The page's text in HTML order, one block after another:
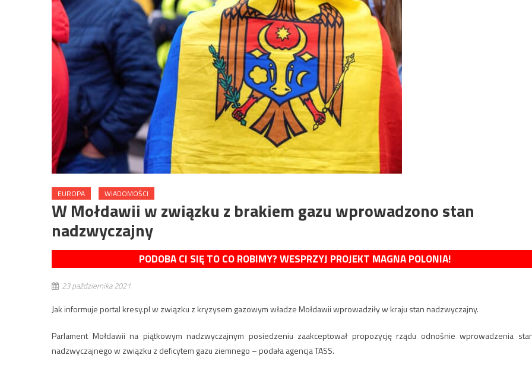
EUROPA WIADOMOŚCI
W Mołdawii w związku z brakiem gazu wprowadzono stan
nadzwyczajny
PODOBA CI SIĘ TO CO ROBIMY? WESPRZYJ PROJEKT MAGNA POLONIA!
23 października 2021
Jak informuje portal kresy.pl w związku z kryzysem gazowym władze Mołdawii wprowadziły w kraju stan nadzwyczajny.
Parlament Mołdawii na piątkowym nadzwyczajnym posiedzeniu zaakceptował propozycję rządu odnośnie wprowadzenia
nadzwyczajnego w związku z deficytem gazu ziemnego – podała agencja TASS.